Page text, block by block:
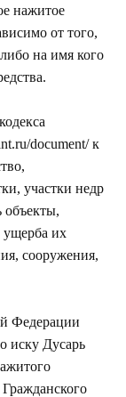
нажитое
от того,
на имя кого
document/к
участки недр
объекты,
ущерба их
сооружения,
Федерации
иску Дусарь